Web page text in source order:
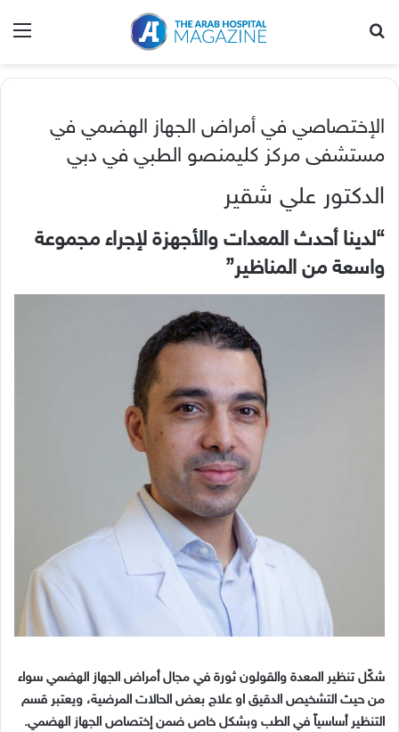
الإختصاصي في أمراض الجهاز الهضمي في
مستشفى مركز كليمنصو الطبي في دبي
الدكتور علي شقير
“لدينا أحدث المعدات والأجهزة لإجراء مجموعة
واسعة من المناظير”
شكّل تنظير المعدة والقولون ثورة في مجال أمراض الجهاز الهضمي سواء
من حيث التشخيص الدقيق او علاج بعض الحالات المرضية، ويعتبر قسم
التنظير أساسياً في الطب وبشكل خاص ضمن إختصاص الجهاز الهضمي.